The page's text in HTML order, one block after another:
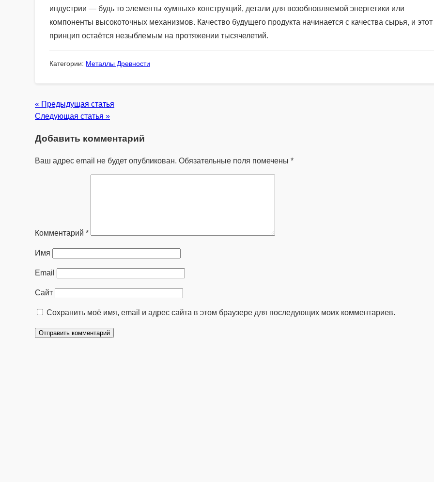
индустрии — будь то элементы «умных» конструкций, детали для возобновляемой энергетики или
компоненты высокоточных механизмов. Качество будущего продукта начинается с качества сырья, и этот
принцип остаётся незыблемым на протяжении тысячелетий.
Категории: Металлы Древности
« Предыдущая статья
Следующая статья »
Добавить комментарий
Ваш адрес email не будет опубликован. Обязательные поля помечены *
Комментарий *
Имя
Email
Сайт
Сохранить моё имя, email и адрес сайта в этом браузере для последующих моих комментариев.